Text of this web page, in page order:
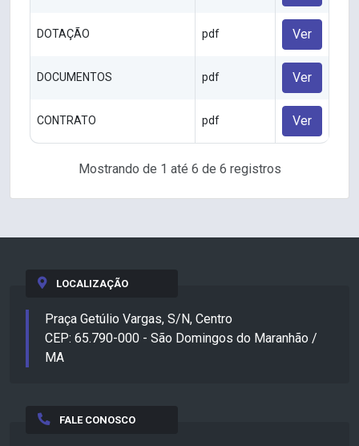
DOTAÇÃO pdf Ver
DOCUMENTOS pdf Ver
CONTRATO pdf Ver
Mostrando de 1 até 6 de 6 registros
LOCALIZAÇÃO
Praça Getúlio Vargas, S/N, Centro
CEP: 65.790-000 - São Domingos do Maranhão /
MA
FALE CONOSCO